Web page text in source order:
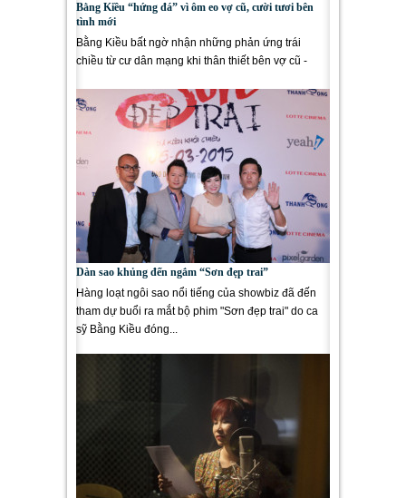
Bằng Kiều “hứng đá” vì ôm eo vợ cũ, cười tươi bên
tình mới
Bằng Kiều bất ngờ nhận những phản ứng trái
chiều từ cư dân mạng khi thân thiết bên vợ cũ -
Dàn sao khủng đến ngắm “Sơn đẹp trai”
Hàng loạt ngôi sao nổi tiếng của showbiz đã đến
tham dự buổi ra mắt bộ phim "Sơn đẹp trai" do ca
sỹ Bằng Kiều đóng...